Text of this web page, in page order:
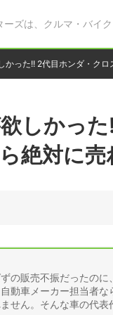
ーズは、クルマ・バイ
かった!! 2代目ホンダ・ク
しかっ
絶対に売
の販売不振だったの
動車メーカー担当者
せん。そんな車の代